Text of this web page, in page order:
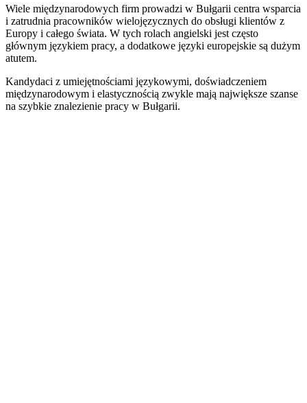
Wiele międzynarodowych firm prowadzi w Bułgarii centra wsparcia
i zatrudnia pracowników wielojęzycznych do obsługi klientów z
Europy i całego świata. W tych rolach angielski jest często
głównym językiem pracy, a dodatkowe języki europejskie są dużym
atutem.
Kandydaci z umiejętnościami językowymi, doświadczeniem
międzynarodowym i elastycznością zwykle mają największe szanse
na szybkie znalezienie pracy w Bułgarii.